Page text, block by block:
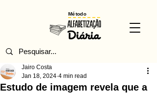
Método
Estudo de imagem revela que a
Jairo Costa
Jan 18, 2024 4 min read